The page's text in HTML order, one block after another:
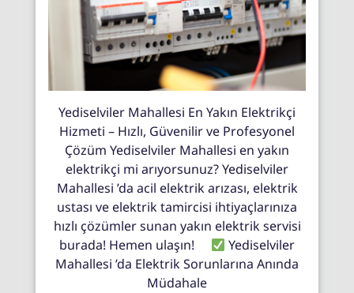
Yediselviler Mahallesi En Yakın Elektrikçi
Hizmeti – Hızlı, Güvenilir ve Profesyonel
Çözüm Yediselviler Mahallesi en yakın
elektrikçi mi arıyorsunuz? Yediselviler
Mahallesi ’da acil elektrik arızası, elektrik
ustası ve elektrik tamircisi ihtiyaçlarınıza
hızlı çözümler sunan yakın elektrik servisi
burada! Hemen ulaşın!
Yediselviler
Mahallesi ’da Elektrik Sorunlarına Anında
Müdahale